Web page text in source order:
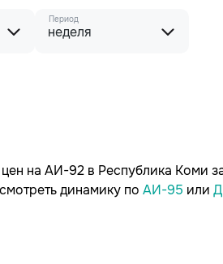
Период
неделя
на АИ-92 в Республика Коми
динамику по АИ-95 или